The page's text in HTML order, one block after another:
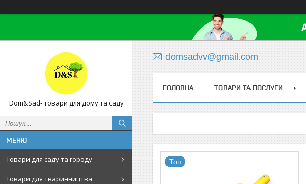
Dom&Sad- товари для дому та саду
Товари для саду та городу
Товари для тваринництва
domsadvv@gmail.com
ГОЛОВНА ТОВАРИ ТА ПОСЛУГИ
Топ